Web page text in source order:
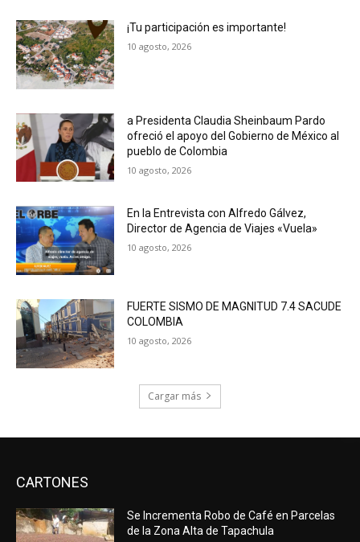
¡Tu participación es importante!
10 agosto, 2026
a Presidenta Claudia Sheinbaum Pardo
ofreció el apoyo del Gobierno de México al
pueblo de Colombia
10 agosto, 2026
En la Entrevista con Alfredo Gálvez,
Director de Agencia de Viajes «Vuela»
10 agosto, 2026
FUERTE SISMO DE MAGNITUD 7.4 SACUDE
COLOMBIA
10 agosto, 2026
Cargar más
CARTONES
Se Incrementa Robo de Café en Parcelas
de la Zona Alta de Tapachula